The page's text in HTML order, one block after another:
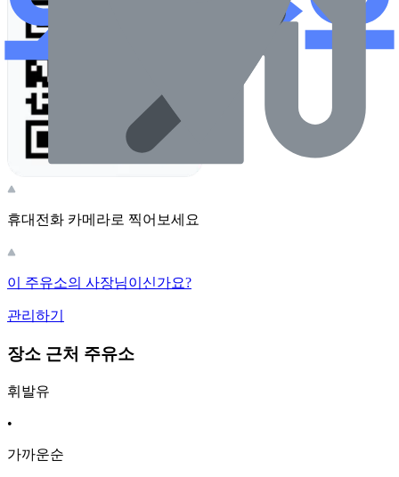
휴대전화 카메라로 찍어보세요
이 주유소의 사장님이신가요?
관리하기
장소 근처 주유소
휘발유
•
가까운순